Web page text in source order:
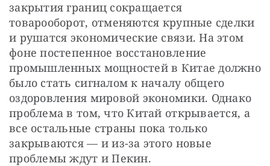
закрытия границ сокращается
товарооборот, отменяются крупные сделки
и рушатся экономические связи. На этом
фоне постепенное восстановление
промышленных мощностей в Китае должно
было стать сигналом к началу общего
оздоровления мировой экономики. Однако
проблема в том, что Китай открывается, а
все остальные страны пока только
закрываются — и из-за этого новые
проблемы ждут и Пекин.